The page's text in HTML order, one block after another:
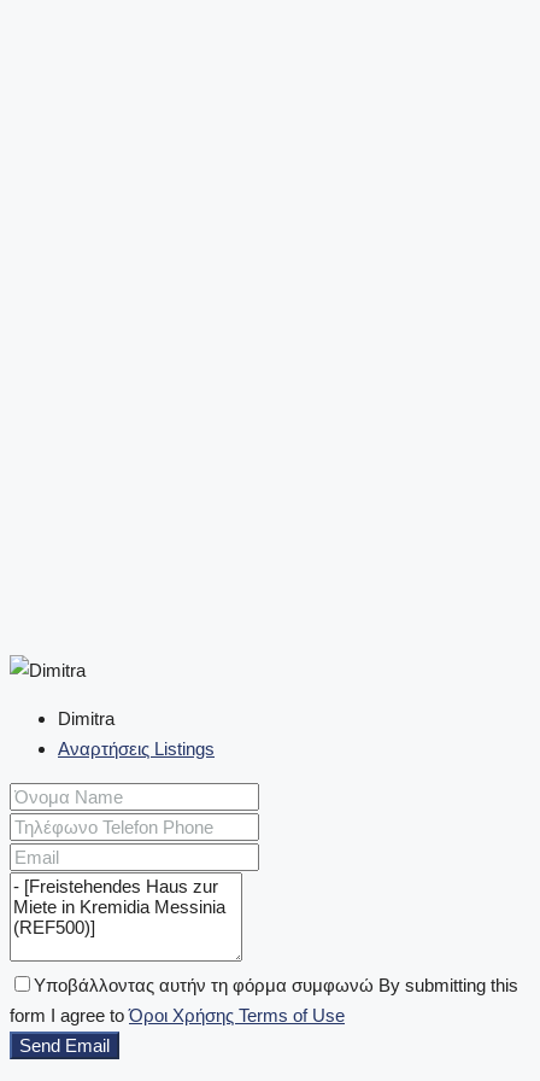
Dimitra
Αναρτήσεις Listings
Υποβάλλοντας αυτήν τη φόρμα συμφωνώ By submitting this
form I agree toΌροι Χρήσης Terms of Use
Send Email